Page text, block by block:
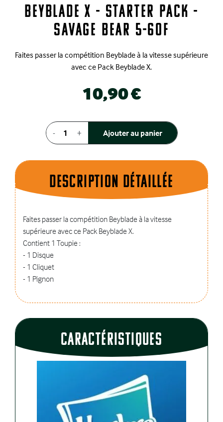
Beyblade X - Starter Pack -
Savage Bear 5-60F
Faites passer la compétition Beyblade à la vitesse supérieure
avec ce Pack Beyblade X.
10,90 €
- + Ajouter au panier
Description dÉtaillÉe
Faites passer la compétition Beyblade à la vitesse
supérieure avec ce Pack Beyblade X.
Contient 1 Toupie :
- 1 Disque
- 1 Cliquet
- 1 Pignon
CaractÉristiques